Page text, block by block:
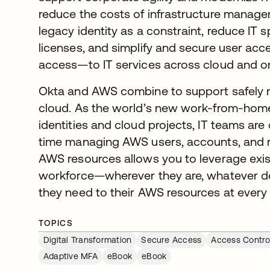
reduce the costs of infrastructure
legacy identity as a constraint, reduce IT
licenses, and simplify and secure user
access—to IT services across cloud and
Okta and AWS combine to support
cloud. As the world’s new work-from-
identities and cloud projects, IT teams
time managing AWS users, accounts,
AWS resources allows you to leverage
workforce—wherever they are, whatever
they need to their AWS resources at
TOPICS
Digital Transformation
Secure Access Access
Adaptive MFA
eBook eBook